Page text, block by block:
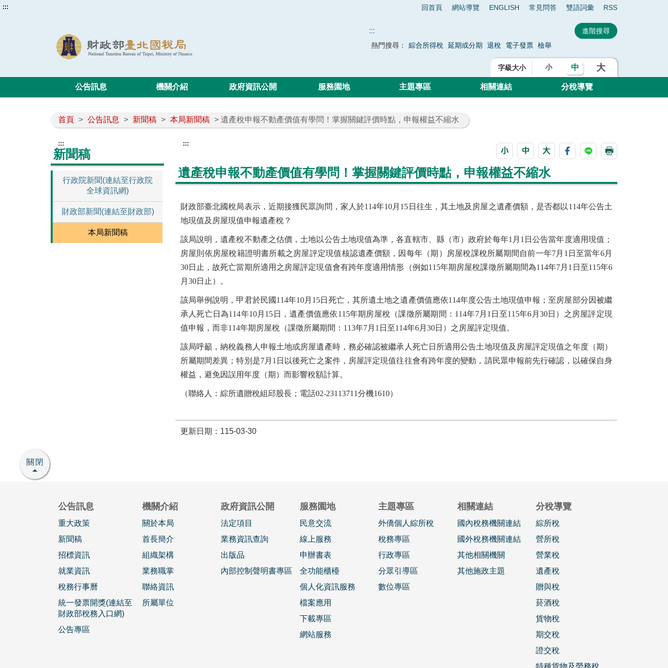
::: 回首頁 網站導覽 ENGLISH 常見問答 雙語詞彙 RSS
:::
熱門搜尋： 綜合所得稅 延期或分期 退稅 電子發票 檢舉
字級大小 小 中 大
公告訊息 機關介紹 政府資訊公開 服務園地 主題專區 相關連結 分稅導覽
首頁 > 公告訊息 > 新聞稿 > 本局新聞稿 > 遺產稅申報不動產價值有學問！掌握關鍵評價時點，申報權益不縮水
:::
新聞稿
行政院新聞(連結至行政院
全球資訊網)
財政部新聞(連結至財政部)
本局新聞稿
:::
遺產稅申報不動產價值有學問！掌握關鍵評價時點，申報權益不縮水
財政部臺北國稅局表示，近期接獲民眾詢問，家人於114年10月15日往生，其土地及房屋之遺產價額，是否都以114年公告土
地現值及房屋現值申報遺產稅？
該局說明，遺產稅不動產之估價，土地以公告土地現值為準，各直轄市、縣（市）政府於每年1月1日公告當年度適用現值；
房屋則依房屋稅籍證明書所載之房屋評定現值核認遺產價額，因每年（期）房屋稅課稅所屬期間自前一年7月1日至當年6月
30日止，故死亡當期所適用之房屋評定現值會有跨年度適用情形（例如115年期房屋稅課徵所屬期間為114年7月1日至115年6
月30日止）。
該局舉例說明，甲君於民國114年10月15日死亡，其所遺土地之遺產價值應依114年度公告土地現值申報；至房屋部分因被繼
承人死亡日為114年10月15日，遺產價值應依115年期房屋稅（課徵所屬期間：114年7月1日至115年6月30日）之房屋評定現
值申報，而非114年期房屋稅（課徵所屬期間：113年7月1日至114年6月30日）之房屋評定現值。
該局呼籲，納稅義務人申報土地或房屋遺產時，務必確認被繼承人死亡日所適用公告土地現值及房屋評定現值之年度（期）
所屬期間差異；特別是7月1日以後死亡之案件，房屋評定現值往往會有跨年度的變動，請民眾申報前先行確認，以確保自身
權益，避免因誤用年度（期）而影響稅額計算。
（聯絡人：綜所遺贈稅組邱股長；電話02-23113711分機1610）
更新日期：115-03-30
關閉
公告訊息
重大政策
新聞稿
招標資訊
就業資訊
稅務行事曆
統一發票開獎(連結至
財政部稅務入口網)
公告專區
機關介紹
關於本局
首長簡介
組織架構
業務職掌
聯絡資訊
所屬單位
政府資訊公開
法定項目
業務資訊查詢
出版品
內部控制聲明書專區
服務園地
民意交流
線上服務
申辦書表
全功能櫃檯
個人化資訊服務
檔案應用
下載專區
網站服務
主題專區
外僑個人綜所稅
稅務專區
行政專區
分眾引導區
數位專區
相關連結
國內稅務機關連結
國外稅務機關連結
其他相關機關
其他施政主題
分稅導覽
綜所稅
營所稅
營業稅
遺產稅
贈與稅
菸酒稅
貨物稅
期交稅
證交稅
特種貨物及勞務稅